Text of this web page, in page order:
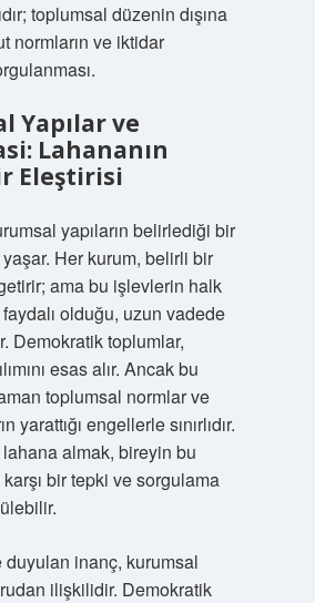
toplumsal düzenin dışına
normların ve iktidar
Yapılar ve
Lahananın
Eleştirisi
yapıların belirlediği bir
Her kurum, belirli bir
ama bu işlevlerin halk
olduğu, uzun vadede
Demokratik toplumlar,
ını esas alır. Ancak bu
toplumsal normlar ve
yarattığı engellerle sınırlıdır.
almak, bireyin bu
karşı bir tepki ve sorgulama
duyulan inanç, kurumsal
ilişkilidir. Demokratik